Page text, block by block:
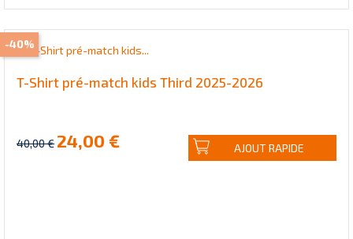
T-Shirt pré-match kids Third 2025-2026
40,00 € 24,00 € AJOUT RAPIDE
-40%